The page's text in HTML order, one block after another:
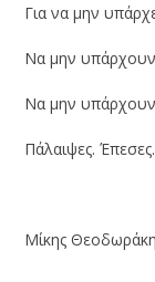
Για να μην
Να μην
Να μην υπάρχουν
Πάλαιψες.
Μίκης